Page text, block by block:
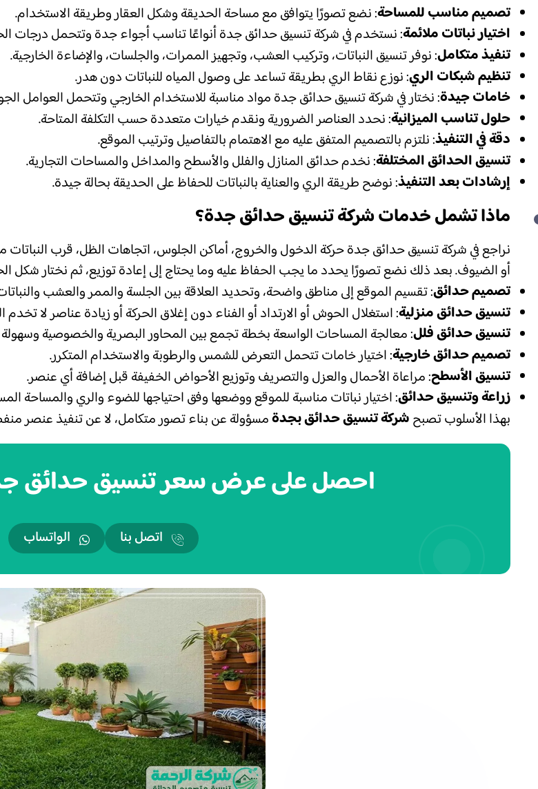
تصميم مناسب للمساحة: نضع تصورًا يتوافق مع مساحة الحديقة وشكل العقار وطريقة الاستخدام.
اختيار نباتات ملائمة: نستخدم في شركة تنسيق حدائق جدة أنواعًا تناسب أجواء جدة وتتحمل درجات
تنفيذ متكامل: نوفر تنسيق النباتات، وتركيب العشب، وتجهيز الممرات، والجلسات، والإضاءة الخارجية.
تنظيم شبكات الري: نوزع نقاط الري بطريقة تساعد على وصول المياه للنباتات دون هدر.
خامات جيدة: نختار في شركة تنسيق حدائق جدة مواد مناسبة للاستخدام الخارجي وتتحمل العوامل
حلول تناسب الميزانية: نحدد العناصر الضرورية ونقدم خيارات متعددة حسب التكلفة المتاحة.
دقة في التنفيذ: نلتزم بالتصميم المتفق عليه مع الاهتمام بالتفاصيل وترتيب الموقع.
تنسيق الحدائق المختلفة: نخدم حدائق المنازل والفلل والأسطح والمداخل والمساحات التجارية.
إرشادات بعد التنفيذ: نوضح طريقة الري والعناية بالنباتات للحفاظ على الحديقة بحالة جيدة.
ماذا تشمل خدمات شركة تنسيق حدائق جدة؟
نراجع في شركة تنسيق حدائق جدة حركة الدخول والخروج، أماكن الجلوس، اتجاهات الظل، قرب النباتات
أو الضيوف. بعد ذلك نضع تصورًا يحدد ما يجب الحفاظ عليه وما يحتاج إلى إعادة توزيع، ثم نختار شكل
تصميم حدائق: تقسيم الموقع إلى مناطق واضحة، وتحديد العلاقة بين الجلسة والممر والعشب
تنسيق حدائق منزلية: استغلال الحوش أو الارتداد أو الفناء دون إغلاق الحركة أو زيادة عناصر لا تخدم
تنسيق حدائق فلل: معالجة المساحات الواسعة بخطة تجمع بين المحاور البصرية والخصوصية
تصميم حدائق خارجية: اختيار خامات تتحمل التعرض للشمس والرطوبة والاستخدام المتكرر.
تنسيق الأسطح: مراعاة الأحمال والعزل والتصريف وتوزيع الأحواض الخفيفة قبل إضافة أي عنصر.
زراعة وتنسيق حدائق: اختيار نباتات مناسبة للموقع ووضعها وفق احتياجها للضوء والري والمساحة
بهذا الأسلوب تصبحشركة تنسيق حدائق بجدةمسؤولة عن بناء تصور متكامل، لا عن تنفيذ عنصر
احصل على عرض سعر تنسيق حدائق جدة
اتصل بنا الواتساب